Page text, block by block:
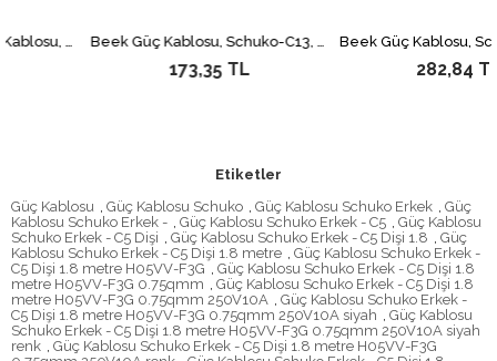
Beek Schuko-C13 Güç Kablosu, 1.8 metre, H05VV-F 3*0.75mm2, siyah renk&lt;br&gt; Beek Schuko-C13 Power Cable 1.8M, H05VV-F 3*0.75mm2, black Beek Güç Kablosu, Schuko-C13, 1,8 metre,10A 250V, kırmızı renk, H05W F0.75x3 04+82
173,35 TL 282,84 TL
Etiketler
Güç Kablosu
Güç Kablosu Schuko Güç Kablosu Schuko Erkek
Güç
Kablosu Schuko Erkek -
Güç Kablosu Schuko Erkek - C5
Güç Kablosu
Schuko Erkek - C5 Dişi
Güç Kablosu Schuko Erkek - C5 Dişi 1.8
Güç
Kablosu Schuko Erkek - C5 Dişi 1.8 metre
Güç Kablosu Schuko Erkek -
C5 Dişi 1.8 metre H05VV-F3G
Güç Kablosu Schuko Erkek - C5 Dişi 1.8
metre H05VV-F3G 0.75qmm
Güç Kablosu Schuko Erkek - C5 Dişi 1.8
metre H05VV-F3G 0.75qmm 250V10A
Güç Kablosu Schuko Erkek -
C5 Dişi 1.8 metre H05VV-F3G 0.75qmm 250V10A siyah
Güç Kablosu
Schuko Erkek - C5 Dişi 1.8 metre H05VV-F3G 0.75qmm 250V10A siyah
renk
Güç Kablosu Schuko Erkek - C5 Dişi 1.8 metre H05VV-F3G